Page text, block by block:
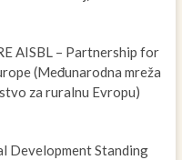
AISBL – Partnership for
(Međunarodna mreža
za ruralnu Evropu)
Development Standing